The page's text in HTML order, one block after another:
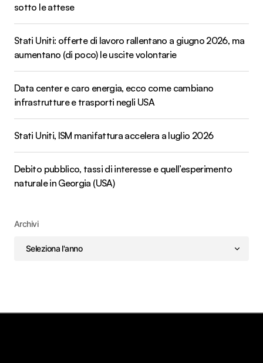
sotto le attese
Stati Uniti: offerte di lavoro rallentano a giugno 2026, ma
aumentano (di poco) le uscite volontarie
Data center e caro energia, ecco come cambiano
infrastrutture e trasporti negli USA
Stati Uniti, ISM manifattura accelera a luglio 2026
Debito pubblico, tassi di interesse e quell’esperimento
naturale in Georgia (USA)
Archivi